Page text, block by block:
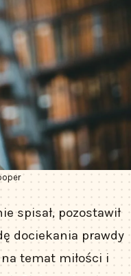
spisał, pozostawił
dociekania prawdy
temat miłości i